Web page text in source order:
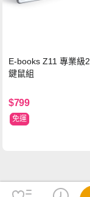
E-books Z11 專業級
鍵鼠組
$799
免運